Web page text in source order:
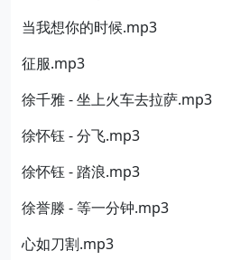
当我想你的时候.mp3
征服.mp3
徐千雅 - 坐上火车去拉萨.mp3
徐怀钰 - 分飞.mp3
徐怀钰 - 踏浪.mp3
徐誉滕 - 等一分钟.mp3
心如刀割.mp3